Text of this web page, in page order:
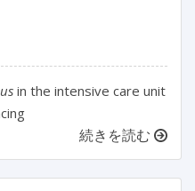
in the intensive care unit
続きを読む